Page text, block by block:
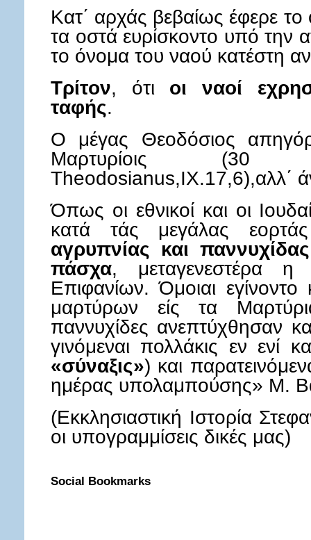
Κατ΄ αρχάς βεβαίως έφερε
τα οστά ευρίσκοντο υπό την
το όνομα του ναού κατέστη
Τρίτον, ότι οι ναοί
ταφής.
Ο μέγας Θεοδόσιος
Μαρτυρίοις (30
Theodosianus,ΙΧ.17,6),αλλ΄
Όπως οι εθνικοί και οι
κατά τάς μεγάλας
αγρυπνίας και παννυχίδας
πάσχα, μεταγενεστέρα
Επιφανίων. Όμοιαι
μαρτύρων είς τα
παννυχίδες ανεπτύχθησαν
γινόμεναι πολλάκις εν
«σύναξις») και
ημέρας υπολαμπούσης» Μ.
(Εκκλησιαστική Ιστορία
οι υπογραμμίσεις δικές μας)
Social Bookmarks